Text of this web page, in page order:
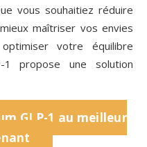
vous souhaitiez réduire
maîtriser vos envies
votre équilibre
1 propose une solution
GLP-1 au meilleur